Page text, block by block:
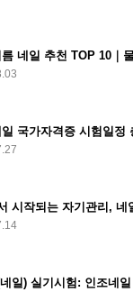
시작되는 자기관리, 네
일) 실기시험: 인조네